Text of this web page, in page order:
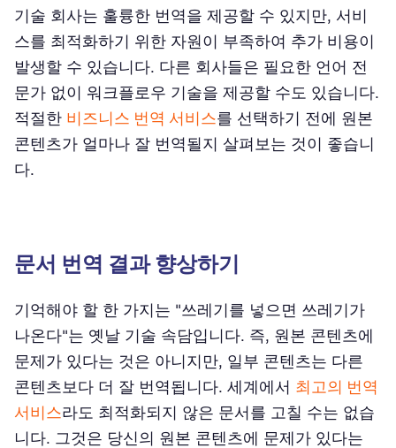
기술 회사는 훌륭한 번역을 제공할 수 있지만, 서비
스를 최적화하기 위한 자원이 부족하여 추가 비용이
발생할 수 있습니다. 다른 회사들은 필요한 언어 전
문가 없이 워크플로우 기술을 제공할 수도 있습니다.
적절한 비즈니스 번역 서비스를 선택하기 전에 원본
콘텐츠가 얼마나 잘 번역될지 살펴보는 것이 좋습니
다.
문서 번역 결과 향상하기
기억해야 할 한 가지는 "쓰레기를 넣으면 쓰레기가
나온다"는 옛날 기술 속담입니다. 즉, 원본 콘텐츠에
문제가 있다는 것은 아니지만, 일부 콘텐츠는 다른
콘텐츠보다 더 잘 번역됩니다. 세계에서 최고의 번역
서비스라도 최적화되지 않은 문서를 고칠 수는 없습
니다. 그것은 당신의 원본 콘텐츠에 문제가 있다는